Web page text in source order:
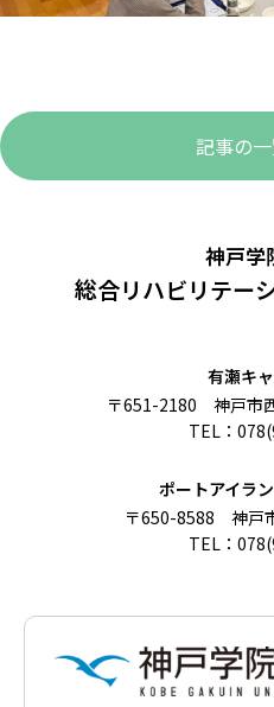
記事の
神戸学
総合リハビリテー
有瀬キ
〒651-2180 神戸市
TEL：
ポートアイラ
〒650-8588 神戸
TEL：